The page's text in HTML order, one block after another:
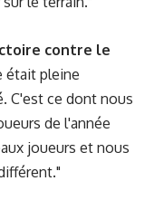
contre le
était pleine
C'est ce dont nous
de l'année
joueurs et nous